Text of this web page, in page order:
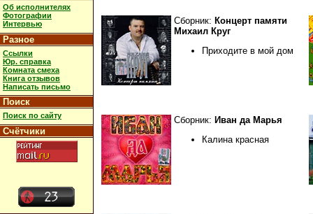
Об исполнителях
Фотографии
Интервью
Разное
Ссылки
Юр. справка
Комната смеха
Книга отзывов
Написать письмо
Поиск
Поиск по сайту
Счётчики
Сборник: Концерт памяти
Михаил Круг
Приходите в мой дом
Сборник: Иван да Марья
Калина красная